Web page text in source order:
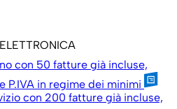
con 50 fatture già incluse,
in regime dei minimi
con 200 fatture già incluse,